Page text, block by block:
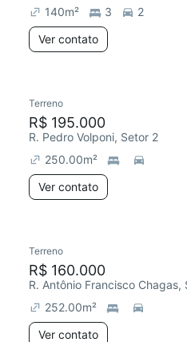
140m² 3
2
Ver contato
Terreno
R$ 195.000
R. Pedro Volponi, Setor 2
250.00m²
Ver contato
Terreno
R$ 160.000
R. Antônio Francisco Chagas,
252.00m²
Ver contato